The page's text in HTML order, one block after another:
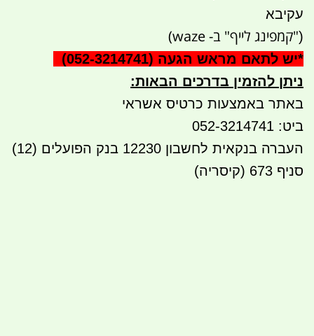
עקיבא
("קמפינג לייף" ב- waze)
*יש לתאם מראש הגעה (052-3214741)
ניתן להזמין בדרכים הבאות:
באתר באמצעות כרטיס אשראי
ביט: 052-3214741
העברה בנקאית לחשבון 12230 בנק הפועלים (12)
סניף 673 (קיסריה)